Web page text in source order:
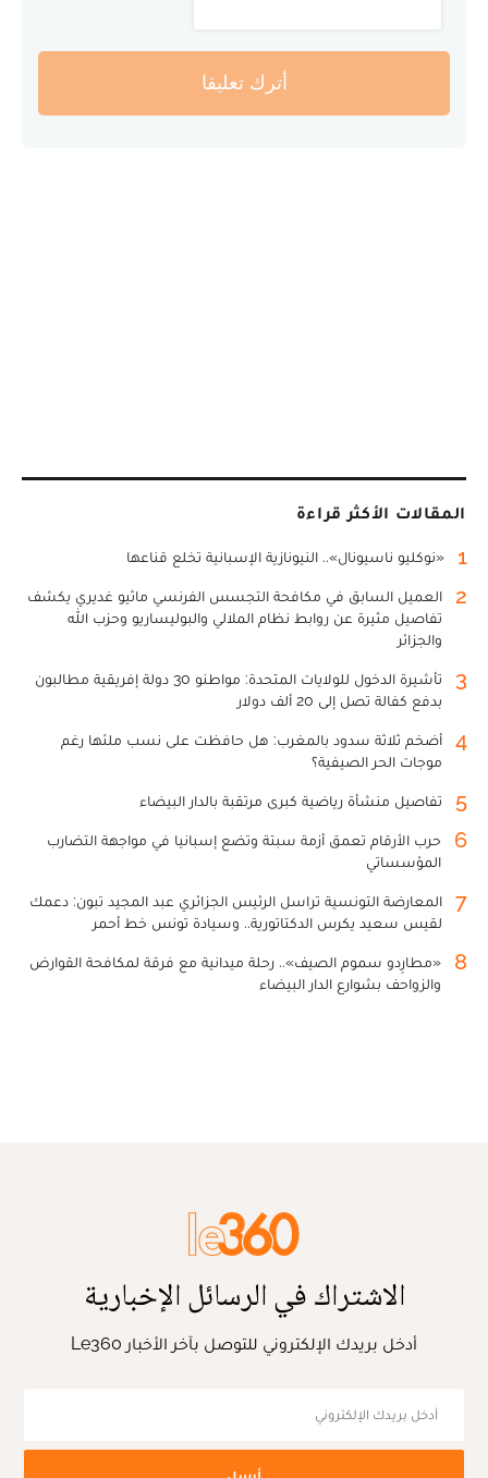
أترك تعليقا
المقالات الأكثر قراءة
1 «نوكليو ناسيونال».. النيونازية الإسبانية تخلع قناعها
2
العميل السابق في مكافحة التجسس الفرنسي ماثيو غديري يكشف
تفاصيل مثيرة عن روابط نظام الملالي والبوليساريو وحزب الله
والجزائر
3
تأشيرة الدخول للولايات المتحدة: مواطنو 30 دولة إفريقية مطالبون
بدفع كفالة تصل إلى 20 ألف دولار
4
أضخم ثلاثة سدود بالمغرب: هل حافظت على نسب ملئها رغم
موجات الحر الصيفية؟
5 تفاصيل منشأة رياضية كبرى مرتقبة بالدار البيضاء
6
حرب الأرقام تعمق أزمة سبتة وتضع إسبانيا في مواجهة التضارب
المؤسساتي
7
المعارضة التونسية تراسل الرئيس الجزائري عبد المجيد تبون: دعمك
لقيس سعيد يكرس الدكتاتورية.. وسيادة تونس خط أحمر
8
«مطارِدو سموم الصيف».. رحلة ميدانية مع فرقة لمكافحة القوارض
والزواحف بشوارع الدار البيضاء
الاشتراك في الرسائل الإخبارية
أدخل بريدك الإلكتروني للتوصل بآخر الأخبار Le360